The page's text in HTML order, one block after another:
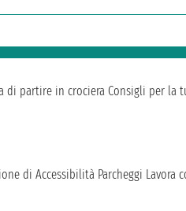
di partire in crociera Consigli per la
di Accessibilità Parcheggi Lavora